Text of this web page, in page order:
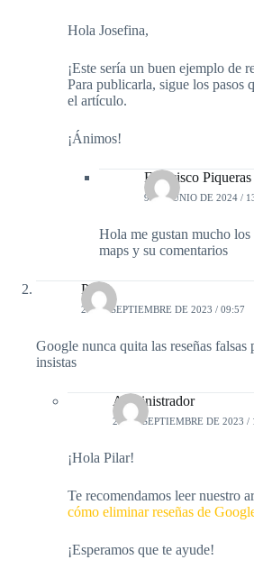
Hola Josefina,
¡Este sería un buen ejemplo de
Para publicarla, sigue los pasos
el artículo.
¡Ánimos!
Francisco
9 DE JUNIO DE 2024 /
Hola me gustan mucho
maps y su comentarios
Pilar
23 DE SEPTIEMBRE DE 2023 / 09:57
Google nunca quita las reseñas falsas
insistas
Administrador
23 DE SEPTIEMBRE DE 2023 /
¡Hola Pilar!
Te recomendamos leer nuestro
cómo eliminar reseñas de
¡Esperamos que te ayude!